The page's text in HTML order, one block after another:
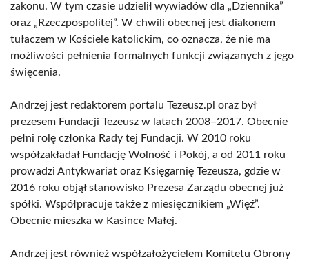
zakonu. W tym czasie udzielił wywiadów dla „Dziennika”
oraz „Rzeczpospolitej”. W chwili obecnej jest diakonem
tułaczem w Kościele katolickim, co oznacza, że nie ma
możliwości pełnienia formalnych funkcji związanych z jego
święcenia.
Andrzej jest redaktorem portalu Tezeusz.pl oraz był
prezesem Fundacji Tezeusz w latach 2008–2017. Obecnie
pełni rolę członka Rady tej Fundacji. W 2010 roku
współzakładał Fundację Wolność i Pokój, a od 2011 roku
prowadzi Antykwariat oraz Księgarnię Tezeusza, gdzie w
2016 roku objął stanowisko Prezesa Zarządu obecnej już
spółki. Współpracuje także z miesięcznikiem „Więź”.
Obecnie mieszka w Kasince Małej.
Andrzej jest również współzałożycielem Komitetu Obrony